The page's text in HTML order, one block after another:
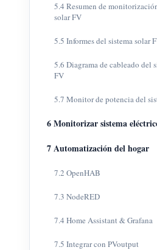
5.4 Resumen de
solar FV
5.5 Informes del sistema solar
5.6 Diagrama de cableado del
FV
5.7 Monitor de potencia del
6 Monitorizar sistema
7 Automatización del hogar
7.2 OpenHAB
7.3 NodeRED
7.4 Home Assistant & Grafana
7.5 Integrar con PVoutput